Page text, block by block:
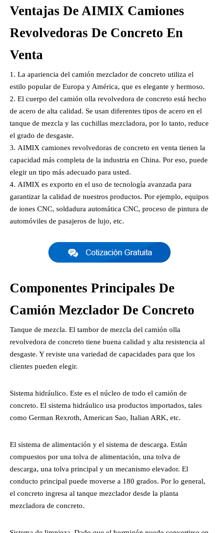
Ventajas De AIMIX Camiones
Revolvedoras De Concreto En
Venta
La apariencia del camión mezclador de concreto utiliza el
estilo popular de Europa y América, que es elegante y hermoso.
El cuerpo del camión olla revolvedora de concreto está hecho
de acero de alta calidad. Se usan diferentes tipos de acero en el
tanque de mezcla y las cuchillas mezcladora, por lo tanto, reduce
el grado de desgaste.
AIMIX camiones revolvedoras de concreto en venta tienen la
capacidad más completa de la industria en China. Por eso, puede
elegir un tipo más adecuado para usted.
AIMIX es exporto en el uso de tecnología avanzada para
garantizar la calidad de nuestros productos. Por ejemplo, equipos
de iones CNC, soldadura automática CNC, proceso de pintura de
automóviles de pasajeros de lujo, etc.
Componentes Principales De
Camión Mezclador De Concreto
Tanque de mezcla. El tambor de mezcla del camión olla
revolvedora de concreto tiene buena calidad y alta resistencia al
desgaste. Y reviste una variedad de capacidades para que los
clientes pueden elegir.
Sistema hidráulico. Este es el núcleo de todo el camión de
concreto. El sistema hidráulico usa productos importados, tales
como German Rexroth, American Sao, Italian ARK, etc.
El sistema de alimentación y el sistema de descarga. Están
compuestos por una tolva de alimentación, una tolva de
descarga, una tolva principal y un mecanismo elevador. El
conducto principal puede moverse a 180 grados. Por lo general,
el concreto ingresa al tanque mezclador desde la planta
mezcladora de concreto.